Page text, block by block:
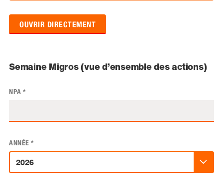
OUVRIR DIRECTEMENT
Semaine Migros (vue d’ensemble des actions)
NPA *
ANNÉE *